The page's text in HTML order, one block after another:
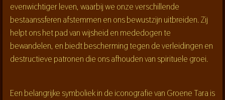
evenwichtiger leven, waarbij we onze verschillende
bestaanssferen afstemmen en ons bewustzijn uitbreiden. Zij
helpt ons het pad van wijsheid en mededogen te
bewandelen, en biedt bescherming tegen de verleidingen en
destructieve patronen die ons afhouden van spirituele groei.
Een belangrijke symboliek in de iconografie van Groene Tara is